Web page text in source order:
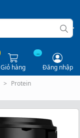
...
Giỏ hàng
Đăng nhập
Protein